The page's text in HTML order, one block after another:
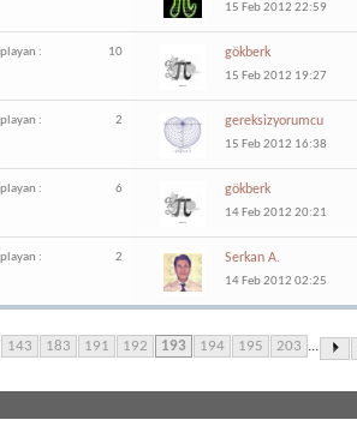
15 Feb 2012 22:59
: 10 gökberk
15 Feb 2012 19:27
: 2 gereksizyorumcu
15 Feb 2012 16:38
: 6 gökberk
14 Feb 2012 20:21
: 2 Serkan A.
14 Feb 2012 02:25
143 183 191 192 193 194 195 203 ...